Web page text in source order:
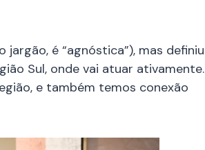
é “agnóstica”), mas definiu
Sul, onde vai atuar ativamente.
e também temos conexão